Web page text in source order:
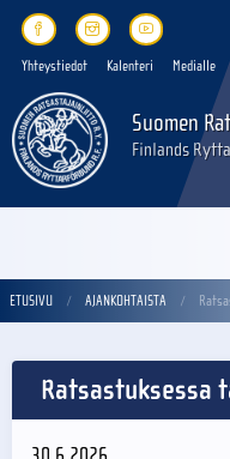
Yhteystiedot Kalenteri Medialle
Suomen
Finlands
ETUSIVU AJANKOHTAISTA
Ratsastuksessa